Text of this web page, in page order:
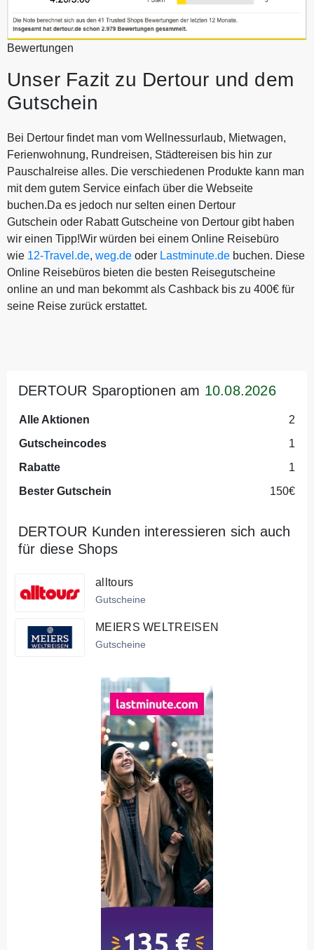
Bewertungen
Unser Fazit zu Dertour und dem
Gutschein
Bei Dertour findet man vom Wellnessurlaub, Mietwagen,
Ferienwohnung, Rundreisen, Städtereisen bis hin zur
Pauschalreise alles. Die verschiedenen Produkte kann man
mit dem gutem Service einfach über die Webseite
buchen.Da es jedoch nur selten einen Dertour
Gutschein oder Rabatt Gutscheine von Dertour gibt haben
wir einen Tipp!Wir würden bei einem Online Reisebüro
wie 12-Travel.de, weg.de oder Lastminute.de buchen. Diese
Online Reisebüros bieten die besten Reisegutscheine
online an und man bekommt als Cashback bis zu 400€ für
seine Reise zurück erstattet.
DERTOUR Sparoptionen am 10.08.2026
Alle Aktionen
2
Gutscheincodes
1
Rabatte
1
Bester Gutschein
150€
DERTOUR Kunden interessieren sich auch
für diese Shops
alltours
Gutscheine
MEIERS WELTREISEN
Gutscheine